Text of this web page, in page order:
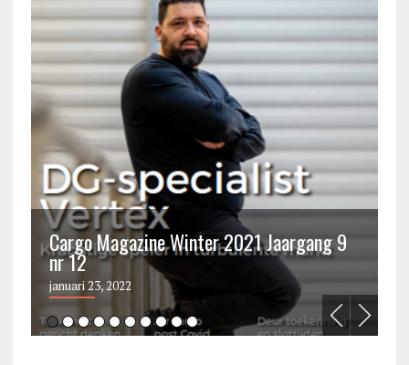
Cargo Magazine Winter 2021 Jaargang 9
nr 12
januari 23, 2022